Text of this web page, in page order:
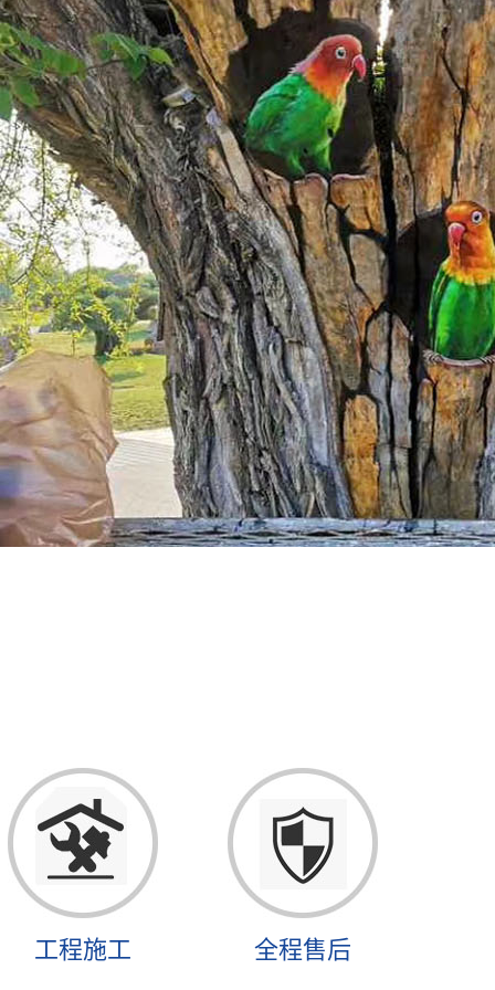
工程施工 全程售后